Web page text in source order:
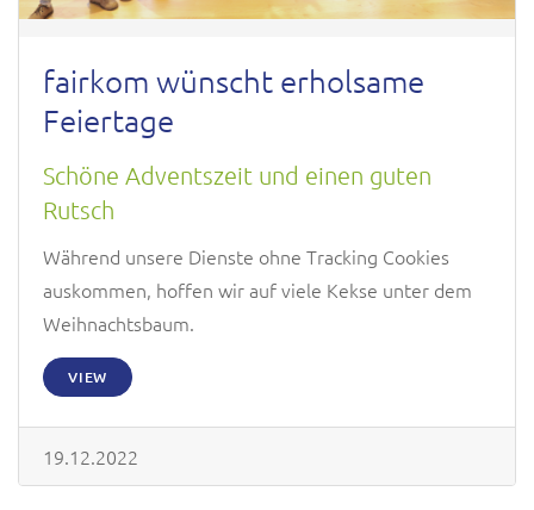
fairkom wünscht erholsame
Feiertage
Schöne Adventszeit und einen guten
Rutsch
Während unsere Dienste ohne Tracking Cookies
auskommen, hoffen wir auf viele Kekse unter dem
Weihnachtsbaum.
VIEW
19.12.2022